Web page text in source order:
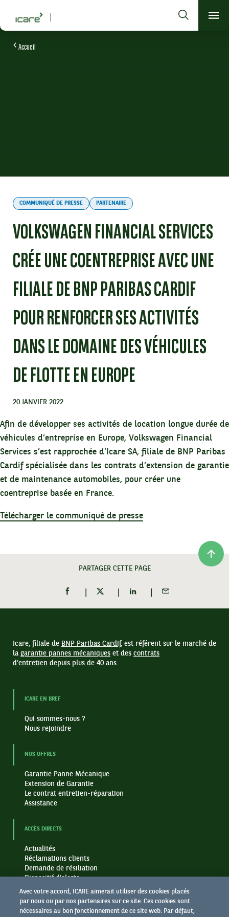
Garantir aujourd'hui la mobilité de demain
Rechercher
Que cherchez-vous ?
Accueil
COMMUNIQUÉ DE PRESSE PARTENAIRE
VOLKSWAGEN FINANCIAL SERVICES
CRÉE UNE COENTREPRISE AVEC UNE
FILIALE DE BNP PARIBAS CARDIF
POUR RENFORCER SES ACTIVITÉS
DANS LE DOMAINE DES VÉHICULES
DE FLOTTE EN EUROPE
20 JANVIER 2022
Afin de développer ses activités de location longue durée de
véhicules d’entreprise en Europe, Volkswagen Financial
Services s’est rapprochée d’Icare SA, filiale de BNP Paribas
Cardif spécialisée dans les contrats d’extension de garantie
et de maintenance automobiles, pour créer une
coentreprise basée en France.
Télécharger le communiqué de presse
PARTAGER CETTE PAGE
PARTAGER SUR FACEBOOK (OUVRE UNE NOUVELLE
PARTAGER SUR TWITTER (OUVRE UNE
PARTAGER SUR LINKEDIN
PARTAGER PAR EMAIL
Icare, filiale de BNP Paribas Cardif, est référent sur le marché de
la garantie pannes mécaniques et des contrats
d’entretien depuis plus de 40 ans.
ICARE EN BREF
Qui sommes-nous ?
Nous rejoindre
NOS OFFRES
Garantie Panne Mécanique
Extension de Garantie
Le contrat entretien-réparation
Assistance
ACCÈS DIRECTS
Actualités
Réclamations clients
Demande de résiliation
Dispositif d’alerte
Politique des Cookies
Notice protection des données
Avec votre accord, ICARE aimerait utiliser des cookies placés
par nous ou par nos partenaires sur ce site. Ces cookies sont
nécessaires au bon fonctionnement de ce site web. Par défaut,